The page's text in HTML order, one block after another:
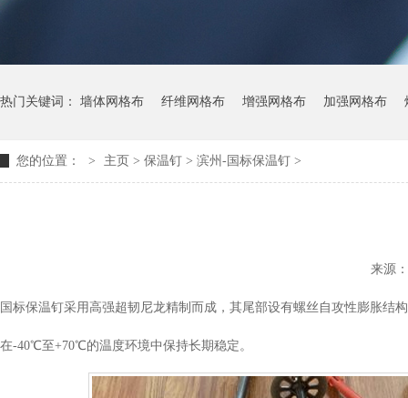
热门关键词： 墙体网格布 纤维网格布 增强网格布 加强网格布
您的位置： > 主页 > 保温钉 > 滨州-国标保温钉 >
来源：
国标保温钉采用高强超韧尼龙精制而成，其尾部设有螺丝自攻性膨胀
在-40℃至+70℃的温度环境中保持长期稳定。